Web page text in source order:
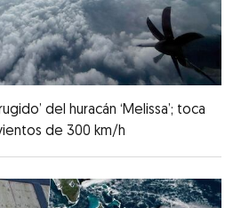
del huracán ‘Melissa’; toca
de 300 km/h